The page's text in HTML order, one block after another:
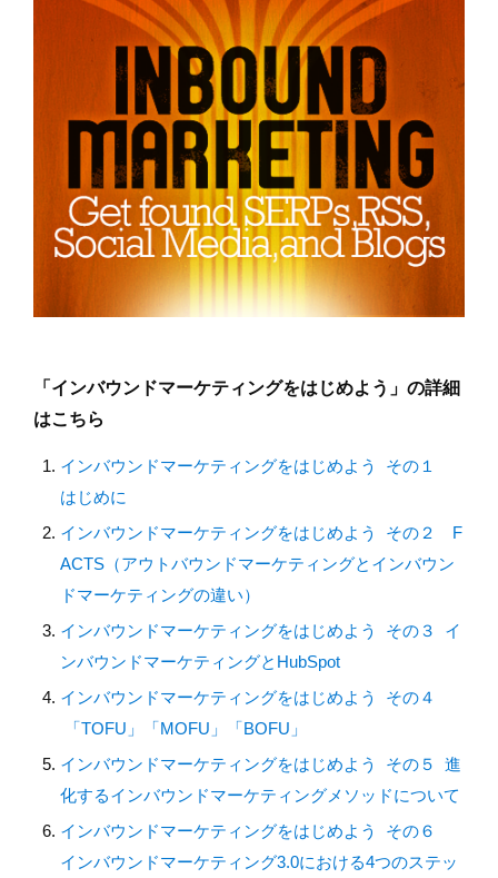
「インバウンドマーケティングをはじめよう」の詳細
はこちら
インバウンドマーケティングをはじめよう その１
はじめに
インバウンドマーケティングをはじめよう その２ F
ACTS（アウトバウンドマーケティングとインバウン
ドマーケティングの違い）
インバウンドマーケティングをはじめよう その３ イ
ンバウンドマーケティングとHubSpot
インバウンドマーケティングをはじめよう その４
「TOFU」「MOFU」「BOFU」
インバウンドマーケティングをはじめよう その５ 進
化するインバウンドマーケティングメソッドについて
インバウンドマーケティングをはじめよう その６
インバウンドマーケティング3.0における4つのステッ